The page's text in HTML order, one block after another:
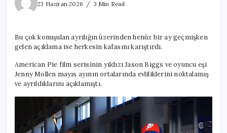
23 Haziran 2026
3 Min Read
hala
dedi…
Bu
kimse
Bu çok konuşulan ayrılığın üzerinden henüz bir ay geçmişken
gelen açıklama ise herkesin kafasını karıştırdı.
American Pie film serisinin yıldızı Jason Biggs ve oyuncu eşi
Jenny Mollen mayıs ayının ortalarında evliliklerini noktalamış
ve ayrıldıklarını açıklamıştı.